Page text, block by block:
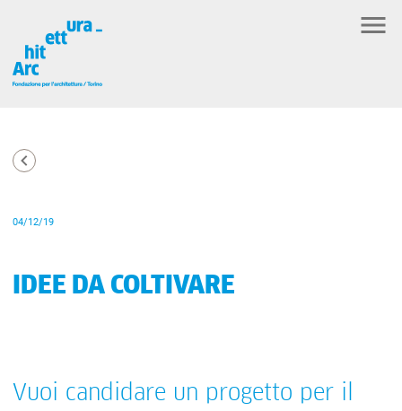
04/12/19
IDEE DA COLTIVARE
Vuoi candidare un progetto per il